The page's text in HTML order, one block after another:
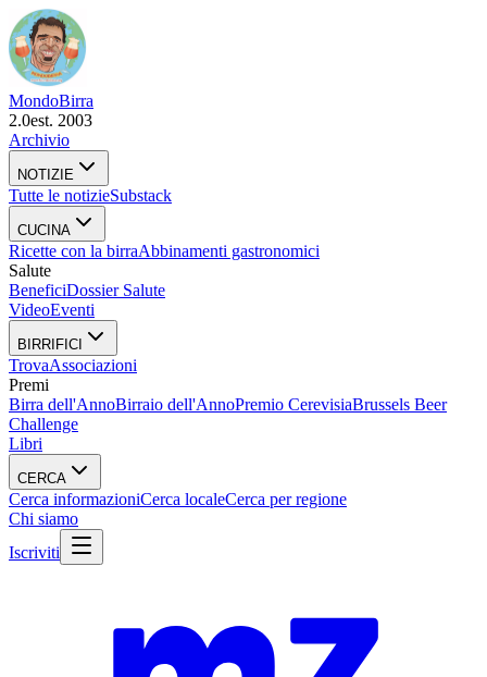
MondoBirra
2.0est. 2003
Archivio
NOTIZIE
Tutte le notizieSubstack
CUCINA
Ricette con la birraAbbinamenti gastronomici
Salute
BeneficiDossier Salute
VideoEventi
BIRRIFICI
TrovaAssociazioni
Premi
Birra dell'AnnoBirraio dell'AnnoPremio CerevisiaBrussels Beer
Challenge
Libri
CERCA
Cerca informazioniCerca localeCerca per regione
Chi siamo
Iscriviti